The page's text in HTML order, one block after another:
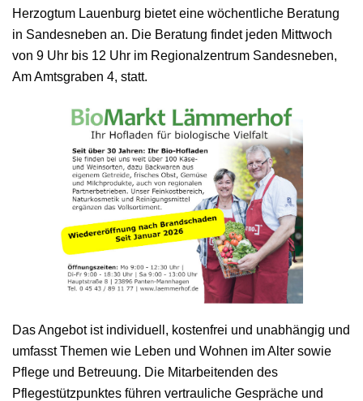
Herzogtum Lauenburg bietet eine wöchentliche Beratung
in Sandesneben an. Die Beratung findet jeden Mittwoch
von 9 Uhr bis 12 Uhr im Regionalzentrum Sandesneben,
Am Amtsgraben 4, statt.
Das Angebot ist individuell, kostenfrei und unabhängig und
umfasst Themen wie Leben und Wohnen im Alter sowie
Pflege und Betreuung. Die Mitarbeitenden des
Pflegestützpunktes führen vertrauliche Gespräche und